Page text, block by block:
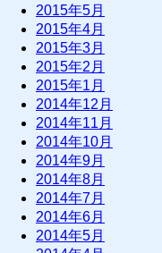
2015年5月
2015年4月
2015年3月
2015年2月
2015年1月
2014年12月
2014年11月
2014年10月
2014年9月
2014年8月
2014年7月
2014年6月
2014年5月